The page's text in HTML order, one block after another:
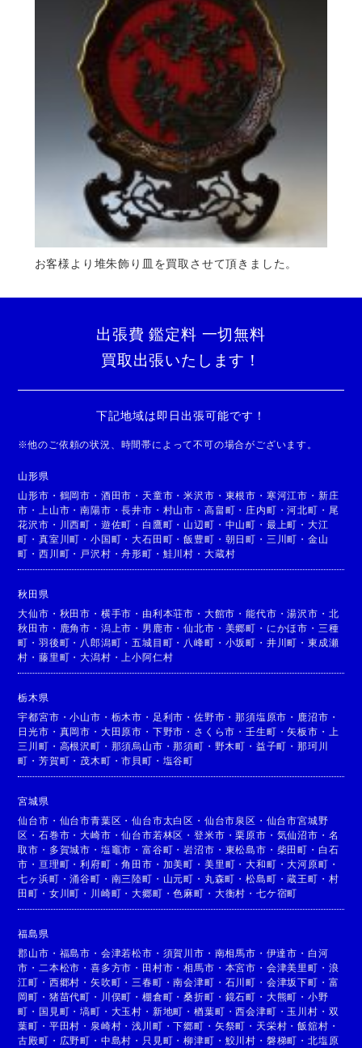
お客様より堆朱飾り皿を買取させて頂きました。
出張費 鑑定料 一切無料
買取出張いたします！
下記地域は即日出張可能です！
※他のご依頼の状況、時間帯によって不可の場合がございます。
山形県
山形市 ・ 鶴岡市 ・ 酒田市 ・ 天童市 ・米沢市 ・ 東根市 ・ 寒河江市 ・ 新庄
市 ・ 上山市 ・南陽市 ・長井市 ・ 村山市 ・ 高畠町 ・ 庄内町 ・河北町 ・ 尾
花沢市 ・ 川西町 ・ 遊佐町 ・ 白鷹町 ・ 山辺町 ・ 中山町 ・ 最上町 ・ 大江
町 ・真室川町 ・小国町 ・大石田町 ・飯豊町 ・ 朝日町 ・ 三川町 ・ 金山
町 ・西川町 ・ 戸沢村 ・舟形町 ・ 鮭川村 ・ 大蔵村
秋田県
大仙市 ・ 秋田市 ・ 横手市 ・ 由利本荘市 ・ 大館市 ・能代市 ・湯沢市 ・ 北
秋田市 ・ 鹿角市 ・ 潟上市 ・ 男鹿市 ・仙北市 ・ 美郷町 ・ にかほ市 ・ 三種
町 ・羽後町 ・ 八郎潟町 ・五城目町 ・ 八峰町 ・ 小坂町 ・ 井川町 ・ 東成瀬
村 ・藤里町 ・大潟村 ・ 上小阿仁村
栃木県
宇都宮市 ・小山市 ・ 栃木市 ・ 足利市 ・佐野市 ・那須塩原市 ・ 鹿沼市 ・
日光市 ・ 真岡市 ・ 大田原市 ・ 下野市 ・ さくら市 ・壬生町 ・矢板市 ・
上
三川町 ・ 高根沢町 ・ 那須烏山市 ・那須町 ・ 野木町 ・ 益子町 ・那珂川
町 ・芳賀町 ・ 茂木町 ・市貝町 ・ 塩谷町
宮城県
仙台市 ・ 仙台市青葉区 ・仙台市太白区 ・ 仙台市泉区 ・ 仙台市宮城野
区 ・石巻市 ・大崎市 ・仙台市若林区 ・登米市 ・栗原市 ・ 気仙沼市 ・ 名
取市 ・ 多賀城市 ・ 塩竈市 ・富谷町 ・岩沼市 ・ 東松島市 ・ 柴田町 ・ 白石
市 ・ 亘理町 ・利府町 ・角田市 ・ 加美町 ・ 美里町 ・大和町 ・大河原町 ・
七ヶ浜町 ・涌谷町 ・ 南三陸町 ・ 山元町 ・ 丸森町 ・松島町 ・蔵王町 ・ 村
田町 ・ 女川町 ・ 川崎町 ・大郷町 ・色麻町 ・ 大衡村 ・ 七ケ宿町
福島県
郡山市 ・ 福島市 ・ 会津若松市 ・ 須賀川市 ・ 南相馬市 ・ 伊達市 ・ 白河
市 ・ 二本松市 ・喜多方市 ・ 田村市 ・相馬市 ・ 本宮市 ・ 会津美里町 ・ 浪
江町 ・ 西郷村 ・矢吹町 ・ 三春町 ・南会津町 ・ 石川町 ・ 会津坂下町 ・ 富
岡町 ・ 猪苗代町 ・ 川俣町 ・棚倉町 ・桑折町 ・ 鏡石町 ・ 大熊町 ・ 小野
町 ・ 国見町 ・塙町 ・ 大玉村 ・ 新地町 ・楢葉町 ・西会津町 ・ 玉川村 ・ 双
葉町 ・ 平田村 ・ 泉崎村 ・浅川町 ・下郷町 ・ 矢祭町 ・ 天栄村 ・飯舘村 ・
古殿町 ・ 広野町 ・ 中島村 ・ 只見町 ・柳津町 ・ 鮫川村 ・ 磐梯町 ・ 北塩原